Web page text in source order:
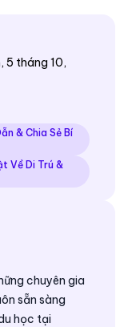
5 tháng 10,
& Chia Sẻ Bí
Về Di Trú &
chuyên gia
sẵn sàng
học tại